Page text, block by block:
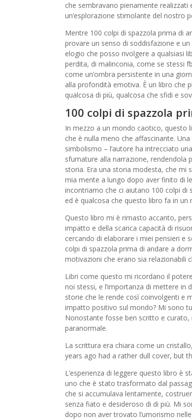
che sembravano pienamente realizzati
un’esplorazione stimolante del nostro
Mentre 100 colpi di spazzola prima di
provare un senso di soddisfazione e
elogio che posso rivolgere a qualsiasi
perdita, di malinconia, come se stessi
come un’ombra persistente in una
alla profondità emotiva. È un libro che
qualcosa di più, qualcosa che sfidi e
100 colpi di spazzola
In mezzo a un mondo caotico, questo
che è nulla meno che affascinante.
simbolismo – l’autore ha intrecciato
sfumature alla narrazione, rendendola
storia. Era una storia modesta, che mi
mia mente a lungo dopo aver finito di
incontriamo che ci aiutano 100 colpi di
ed è qualcosa che questo libro fa in
Questo libro mi è rimasto accanto,
impatto e della scarica capacità di
cercando di elaborare i miei pensieri e
colpi di spazzola prima di andare a
motivazioni che erano sia relazionabili
Libri come questo mi ricordano il
noi stessi, e l’importanza di mettere in
storie che le rende così coinvolgenti e
impatto positivo sul mondo? Mi sono
Nonostante fosse ben scritto e
paranormale.
La scrittura era chiara come un
years ago had a rather dull cover, but
L’esperienza di leggere questo libro è
uno che è stato trasformato dal
che si accumulava lentamente,
senza fiato e desideroso di di più. Mi
dopo non aver trovato l’umorismo